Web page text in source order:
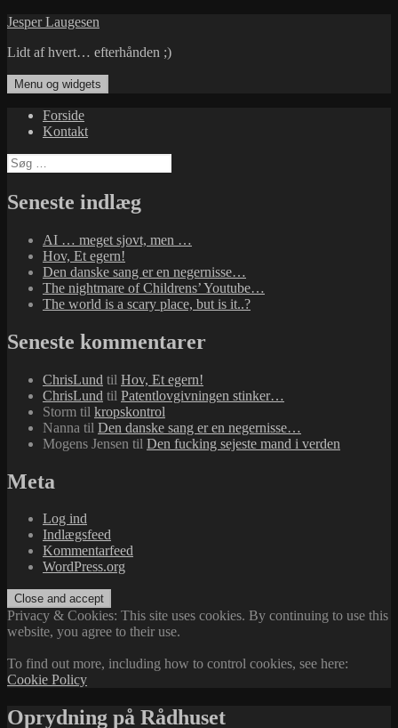
Hop
indhold
Jesper Laugesen
Lidt af hvert… efterhånden ;)
Menu og widgets
Forside
Kontakt
Søg
efter:
Seneste indlæg
AI … meget sjovt, men …
Hov, Et egern!
Den danske sang er en negernisse…
The nightmare of Childrens’ Youtube…
The world is a scary place, but is it..?
Seneste kommentarer
ChrisLund til Hov, Et egern!
ChrisLund til Patentlovgivningen stinker…
Storm til kropskontrol
Nanna til Den danske sang er en negernisse…
Mogens Jensen til Den fucking sejeste mand i verden
Meta
Log ind
Indlægsfeed
Kommentarfeed
WordPress.org
Privacy & Cookies: This site uses cookies. By continuing to use this
website, you agree to their use.
To find out more, including how to control cookies, see here:
Cookie Policy
Oprydning på Rådhuset